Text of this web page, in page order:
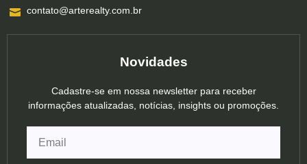
contato@arterealty.com.br
Novidades
Cadastre-se em nossa newsletter para receber
informações atualizadas, notícias, insights ou promoções.